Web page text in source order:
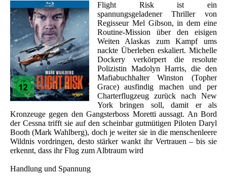
Flight Risk ist ein
spannungsgeladener Thriller von
Regisseur Mel Gibson, in dem eine
Routine-Mission über den eisigen
Weiten Alaskas zum Kampf ums
nackte Überleben eskaliert. Michelle
Dockery verkörpert die resolute
Polizistin Madolyn Harris, die den
Mafiabuchhalter Winston (Topher
Grace) ausfindig machen und per
Charterflugzeug zurück nach New
York bringen soll, damit er als
Kronzeuge gegen den Gangsterboss Moretti aussagt. An Bord
der Cessna trifft sie auf den scheinbar gutmütigen Piloten Daryl
Booth (Mark Wahlberg), doch je weiter sie in die menschenleere
Wildnis vordringen, desto stärker wankt ihr Vertrauen – bis sie
erkennt, dass ihr Flug zum Albtraum wird
Handlung und Spannung